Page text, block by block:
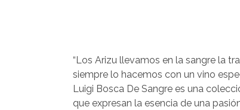
“Los Arizu llevamos en la sangre la
siempre lo hacemos con un vino
Luigi Bosca De Sangre es una
que expresan la esencia de una